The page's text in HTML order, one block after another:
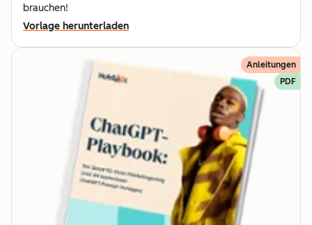
brauchen!
Vorlage herunterladen
Anleitungen
PDF